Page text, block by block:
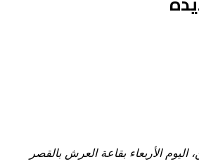
الأربعاء بقاعة العرش بالقصر